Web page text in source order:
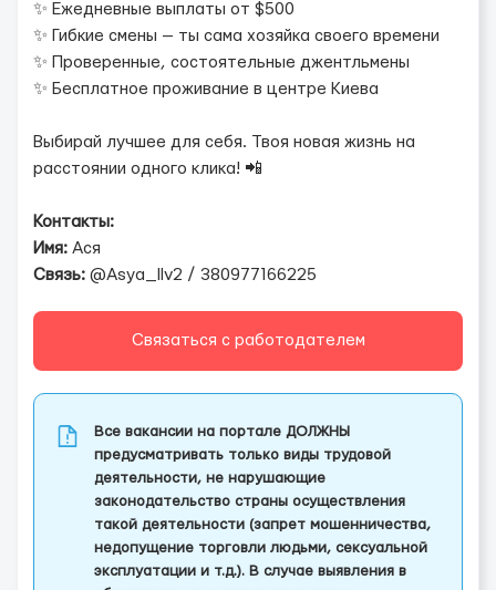
✨ Ежедневные выплаты от $500
✨ Гибкие смены — ты сама хозяйка своего времени
✨ Проверенные, состоятельные джентльмены
✨ Бесплатное проживание в центре Киева
Выбирай лучшее для себя. Твоя новая жизнь на
расстоянии одного клика! 📲
Контакты:
Имя: Ася
Связь: @Asya_llv2 / 380977166225
Связаться с работодателем
Все вакансии на портале ДОЛЖНЫ
предусматривать только виды трудовой
деятельности, не нарушающие
законодательство страны осуществления
такой деятельности (запрет мошенничества,
недопущение торговли людьми, сексуальной
эксплуатации и т.д.). В случае выявления в